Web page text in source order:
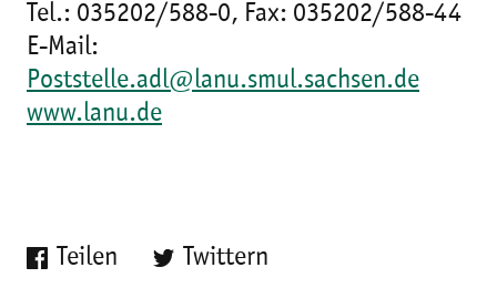
Tel.: 035202/588-0, Fax: 035202/588-44
E-Mail:
Poststelle.adl@lanu.smul.sachsen.de
www.lanu.de
Teilen Twittern